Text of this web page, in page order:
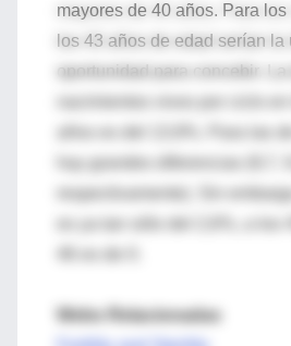
mayores de 40 años. Para
los 43 años de edad serían la
oportunidad para concebir. La
respectivamente). Sin
Webs Relacionadas